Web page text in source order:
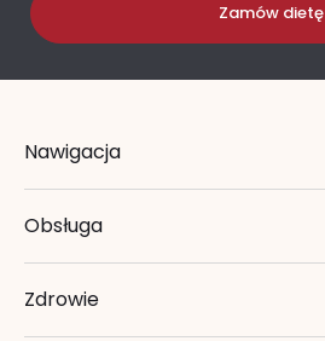
Zamów dietę
Nawigacja
Obsługa
Zdrowie